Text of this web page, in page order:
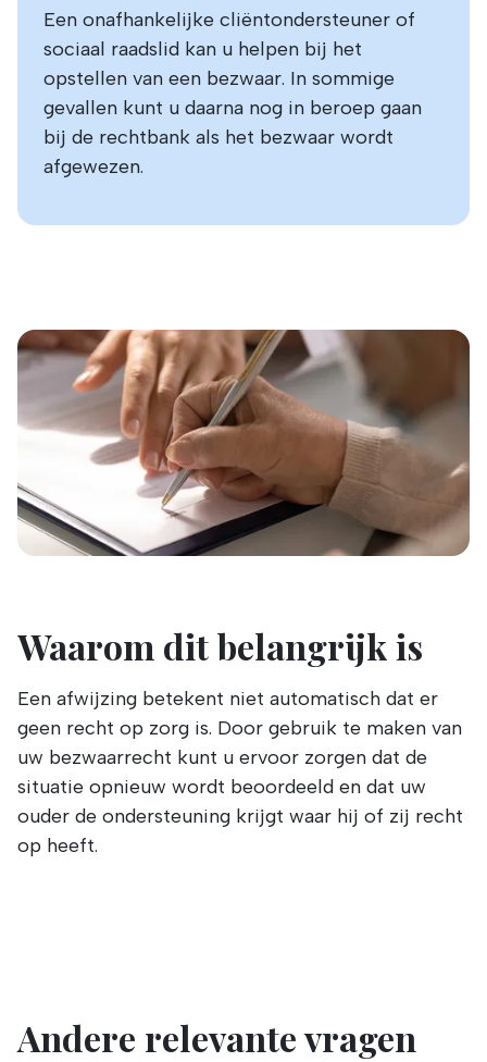
Een onafhankelijke cliëntondersteuner of
sociaal raadslid kan u helpen bij het
opstellen van een bezwaar. In sommige
gevallen kunt u daarna nog in beroep gaan
bij de rechtbank als het bezwaar wordt
afgewezen.
Waarom dit belangrijk is
Een afwijzing betekent niet automatisch dat er
geen recht op zorg is. Door gebruik te maken van
uw bezwaarrecht kunt u ervoor zorgen dat de
situatie opnieuw wordt beoordeeld en dat uw
ouder de ondersteuning krijgt waar hij of zij recht
op heeft.
Andere relevante vragen